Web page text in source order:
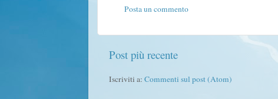
Posta un commento
Post più recente
Iscriviti a: Commenti sul post (Atom)